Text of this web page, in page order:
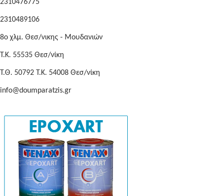
2310476775
2310489106
8o χλμ. Θεσ/νικης - Μουδανιών
Τ.Κ. 55535 Θεσ/νίκη
Τ.Θ. 50792 Τ.Κ. 54008 Θεσ/νίκη
info@doumparatzis.gr